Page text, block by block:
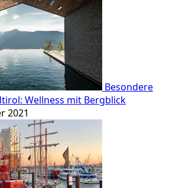
Besondere
Wellness mit Bergblick
2021